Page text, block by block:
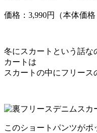
価格：3,990円（本体価格
冬にスカートという話な
カートは
スカートの中にフリース
このショートパンツがポ